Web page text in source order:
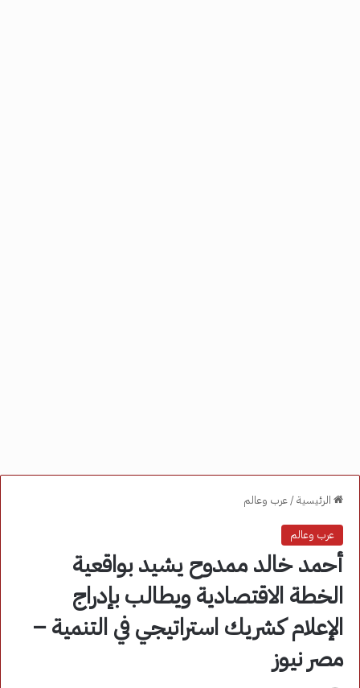
الرئيسية/عرب وعالم
عرب وعالم
أحمد خالد ممدوح يشيد بواقعية
الخطة الاقتصادية ويطالب بإدراج
الإعلام كشريك استراتيجي في التنمية –
مصر نيوز